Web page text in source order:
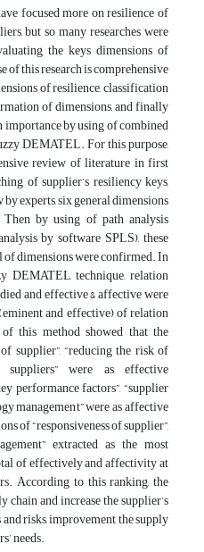
focused more on resilience of
but so many researches were
the keys dimensions of
of this research is comprehensive
of resilience, classification
of dimensions, and finally
importance by using of combined
DEMATEL. For this purpose,
review of literature in first
of supplier’s resiliency keys,
experts, six general dimensions
by using of path analysis
by software SPLS), these
of dimensions were confirmed. In
DEMATEL technique, relation
and effective & affective were
and effective) of relation
this method showed that the
supplier”, “reducing the risk of
suppliers” were as effective
performance factors”, “supplier
management” were as affective
of “responsiveness of supplier”,
extracted as the most
of effectively and affectivity at
According to this ranking, the
and increase the supplier’s
risks, improvement the supply
needs.